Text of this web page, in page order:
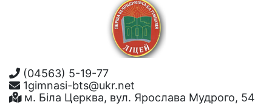
(04563) 5-19-77
1gimnasi-bts@ukr.net
м. Біла Церква, вул. Ярослава Мудрого, 54